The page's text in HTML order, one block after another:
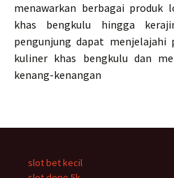
menawarkan berbagai produk
khas bengkulu hingga
pengunjung dapat
kuliner khas bengkulu dan
kenang-kenangan
slot bet kecil